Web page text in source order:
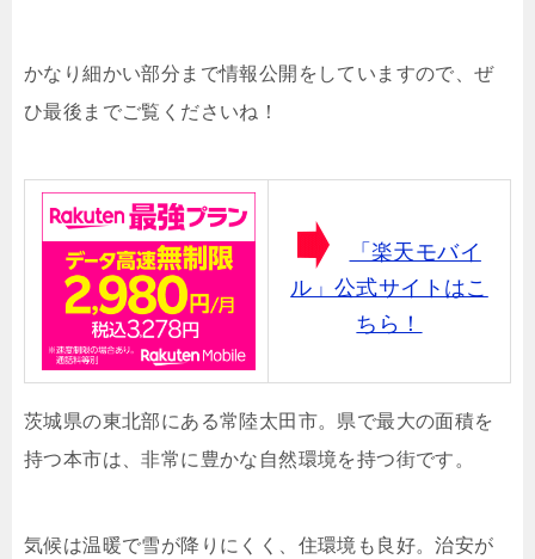
かなり細かい部分まで情報公開をしていますので、ぜ
ひ最後までご覧くださいね！
「楽天モバイ
ル」公式サイトはこ
ちら！
茨城県の東北部にある常陸太田市。県で最大の面積を
持つ本市は、非常に豊かな自然環境を持つ街です。
気候は温暖で雪が降りにくく、住環境も良好。治安が